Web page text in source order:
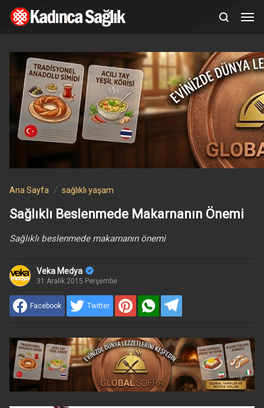
Ana Sayfa sağlıklı yaşam
Sağlıklı Beslenmede Makarnanın Önemi
Sağlıklı beslenmede makarnanın önemi
Veka Medya
31 Aralık 2015 Perşembe
Facebook Twitter